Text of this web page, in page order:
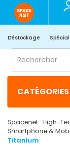
Déstockage
CATÉGORIES
Spacenet : High-
Smartphone &
Titanium